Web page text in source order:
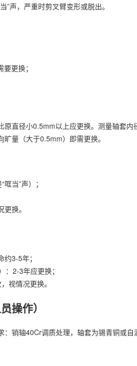
”声，严重时剪叉臂变形或脱出。
更换；
直径小0.5mm以上应更换。测量轴套内
量（大于0.5mm）即需更换。
当”声）；
换。
3-5年；
2-3年应更换；
视情况更换。
操作）
：销轴40Cr调质处理，轴套为锡青铜或